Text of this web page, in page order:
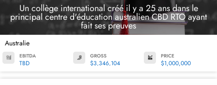
Un collège international créé il y a 25 ans dans le
principal centre d'éducation australien CBD RTO ayant
fait ses preuves
Australie
EBITDA
TBD
GROSS
$3,346,104
PRICE
$1,000,000